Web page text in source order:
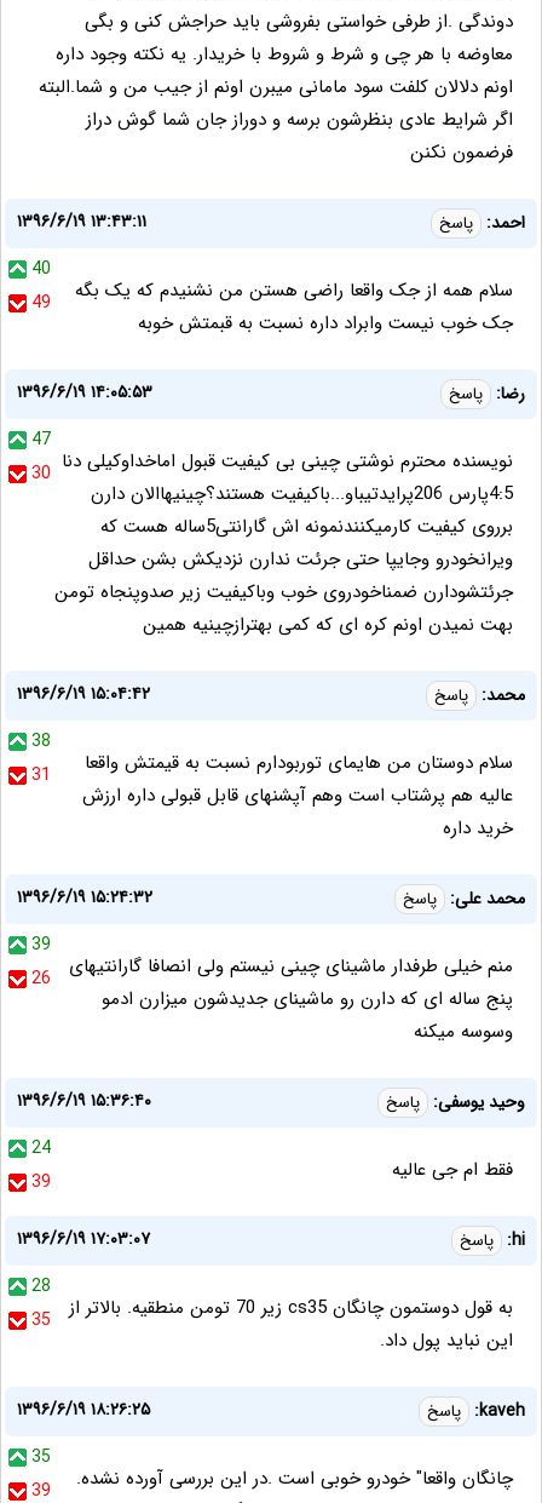
دوندگی .از طرفی خواستی بفروشی باید حراجش کنی و بگی
معاوضه با هر چی و شرط و شروط با خریدار. یه نکته وجود داره
اونم دلالان کلفت سود مامانی میبرن اونم از جیب من و شما.البته
اگر شرایط عادی بنظرشون برسه و دوراز جان شما گوش دراز
فرضمون نکنن
احمد: پاسخ
۱۳۹۶/۶/۱۹ ۱۳:۴۳:۱۱
40
49
سلام همه از جک واقعا راضی هستن من نشنیدم که یک بگه
جک خوب نیست وابراد داره نسبت به قبمتش خوبه
رضا: پاسخ
۱۳۹۶/۶/۱۹ ۱۴:۰۵:۵۳
47
30 نویسنده محترم نوشتی چینی بی کیفیت قبول اماخداوکیلی دنا
4:5پارس 206پرایدتیباو...باکیفیت هستند؟چینیهاالان دارن
برروی کیفیت کارمیکنندنمونه اش گارانتی5ساله هست که
ویرانخودرو وجایپا حتی جرئت ندارن نزدیکش بشن حداقل
جرئتشودارن ضمناخودروی خوب وباکیفیت زیر صدوپنجاه تومن
بهت نمیدن اونم کره ای که کمی بهترازچینیه همین
محمد: پاسخ
۱۳۹۶/۶/۱۹ ۱۵:۰۴:۴۲
38
31
سلام دوستان من هایمای توربودارم نسبت به قیمتش واقعا
عالیه هم پرشتاب است وهم آپشنهای قابل قبولی داره ارزش
خرید داره
محمد علی: پاسخ
۱۳۹۶/۶/۱۹ ۱۵:۲۴:۳۲
39
26
منم خیلی طرفدار ماشینای چینی نیستم ولی انصافا گارانتیهای
پنج ساله ای که دارن رو ماشینای جدیدشون میزارن ادمو
وسوسه میکنه
وحید یوسفی: پاسخ
۱۳۹۶/۶/۱۹ ۱۵:۳۶:۴۰
24
39
فقط ام جی عالیه
hi: پاسخ
۱۳۹۶/۶/۱۹ ۱۷:۰۳:۰۷
28
35
به قول دوستمون چانگان cs35 زیر 70 تومن منطقیه. بالاتر از
این نباید پول داد.
kaveh: پاسخ
۱۳۹۶/۶/۱۹ ۱۸:۲۶:۲۵
35
39
چانگان واقعا" خودرو خوبی است .در این بررسی آورده نشده.